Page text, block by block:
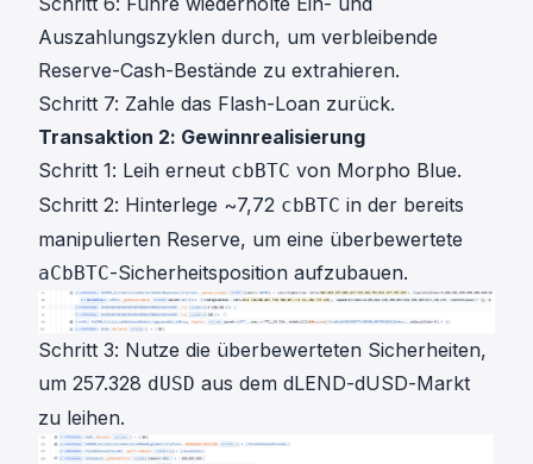
Auszahlungszyklen durch, um verbleibende
Reserve-Cash-Bestände zu extrahieren.
Schritt 7: Zahle das Flash-Loan zurück.
Transaktion 2: Gewinnrealisierung
Schritt 1: Leih erneut cbBTC von Morpho Blue.
Schritt 2: Hinterlege ~7,72 cbBTC in der bereits
manipulierten Reserve, um eine überbewertete
aCbBTC-Sicherheitsposition aufzubauen.
Schritt 3: Nutze die überbewerteten Sicherheiten,
um 257.328 dUSD aus dem dLEND-dUSD-Markt
zu leihen.